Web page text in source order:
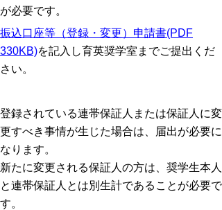
が必要です。
振込口座等（登録・変更）申請書(PDF
330KB)を記入し育英奨学室までご提出くだ
さい。
登録されている連帯保証人または保証人に変
更すべき事情が生じた場合は、届出が必要に
なります。
新たに変更される保証人の方は、奨学生本人
と連帯保証人とは別生計であることが必要で
す。